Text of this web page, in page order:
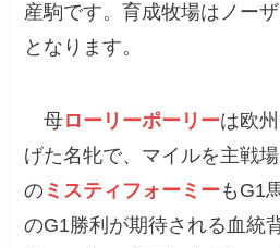
産駒です。育成牧場はノーザ
となります。
母ローリーポーリーは欧
げた名牝で、マイルを主戦
の ミスティフォーミー もG1
のG1勝利が期待される血統